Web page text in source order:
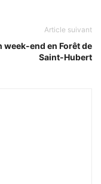
Article suivant
week-end en Forêt de
Saint-Hubert